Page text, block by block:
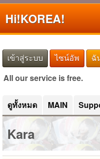
Hi!KOREA!
เข้าสู่ระบบ ไซน์อัพ ฉั
All our service is free.
ดูทั้งหมด MAIN
Kara